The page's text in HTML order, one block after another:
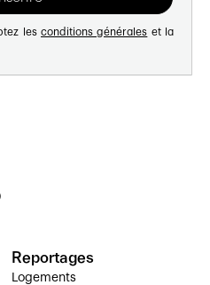
les conditions générales et la
Reportages
Logements